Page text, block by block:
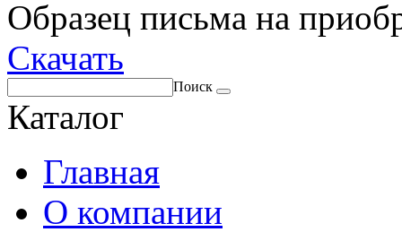
Образец письма на
Скачать
Поиск
Каталог
Главная
О компании